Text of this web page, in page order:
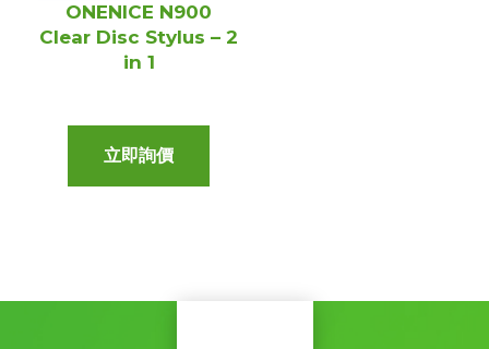
ONENICE N900
Clear Disc Stylus – 2
in 1
立即詢價